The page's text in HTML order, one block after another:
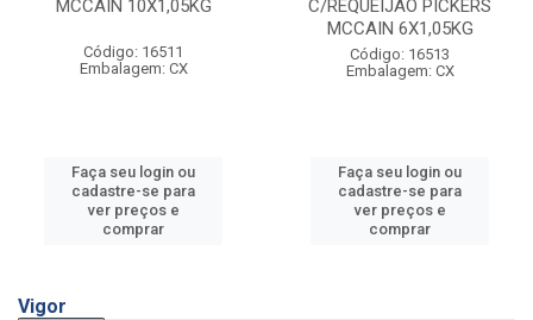
MCCAIN 10X1,05KG
Código: 16511
Embalagem: CX
Faça seu login ou
cadastre-se para
ver preços e
comprar
C/REQUEIJAO PICKERS
MCCAIN 6X1,05KG
Código: 16513
Embalagem: CX
Faça seu login ou
cadastre-se para
ver preços e
comprar
Vigor